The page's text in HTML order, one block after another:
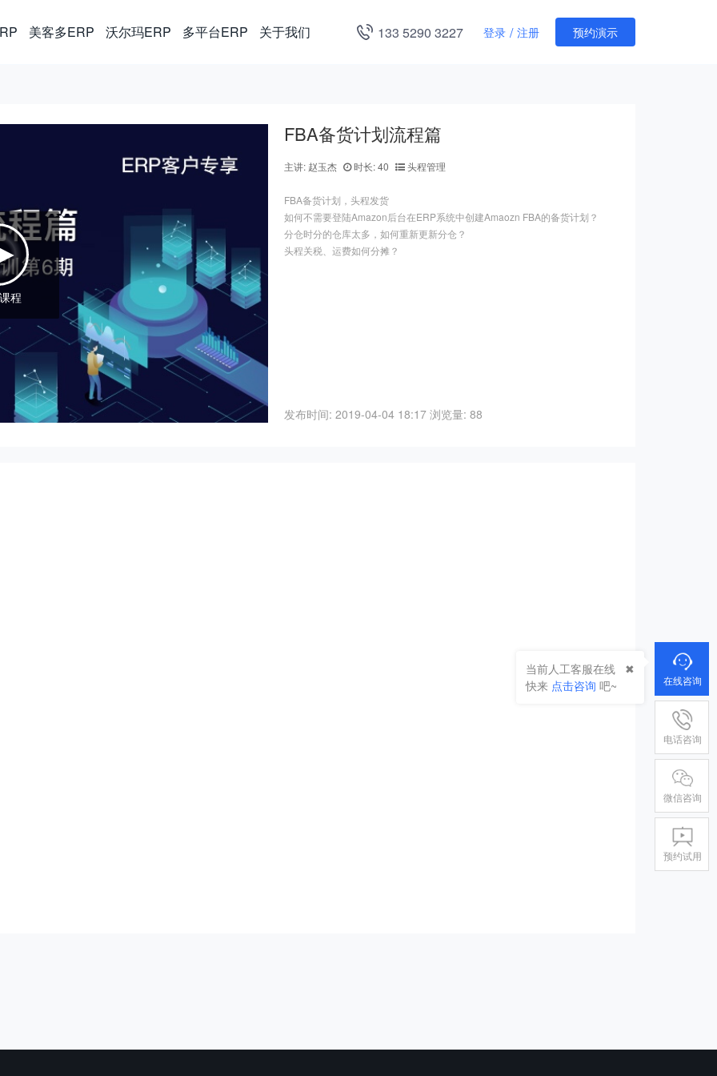
美客多ERP 沃尔玛ERP 多平台ERP 关于我们 133 5290 3227 登录 / 注册 预约演示
程
FBA备货计划流程篇
主讲: 赵玉杰 时长: 40 头程管理
FBA备货计划，头程发货
如何不需要登陆Amazon后台在ERP系统中创建Amaozn FBA的备货计划？
分仓时分的仓库太多，如何重新更新分仓？
头程关税、运费如何分摊？
发布时间: 2019-04-04 18:17 浏览量: 88
在线咨询
当前人工客服在线
快来 点击咨询 吧~
电话咨询
微信咨询
预约试用